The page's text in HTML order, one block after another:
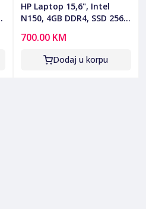
HP Laptop 15,6", Intel
N150, 4GB DDR4, SSD 256
C7VB3ET
700.00 KM
Dodaj u korpu